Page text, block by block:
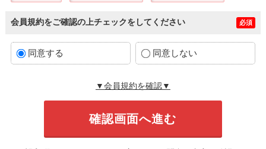
会員規約をご確認の上チェックをしてください 必須
同意する 同意しない
▼会員規約を確認▼